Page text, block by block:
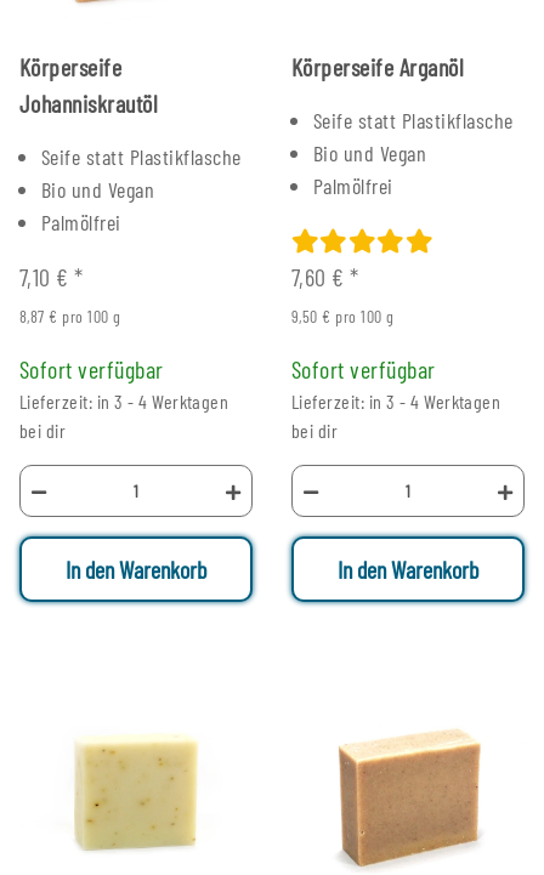
Körperseife
Johanniskrautöl
Seife statt Plastikflasche
Bio und Vegan
Palmölfrei
7,10 €*
8,87 € pro 100 g
Sofort verfügbar
Lieferzeit: in 3 - 4 Werktagen
bei dir
In den Warenkorb
Körperseife Arganöl
Seife statt Plastikflasche
Bio und Vegan
Palmölfrei
7,60 €*
9,50 € pro 100 g
Sofort verfügbar
Lieferzeit: in 3 - 4 Werktagen
bei dir
In den Warenkorb